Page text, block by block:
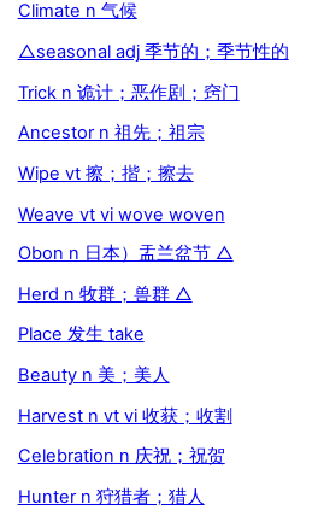
Climate n 气候
△seasonal adj 季节的；季节性的
Trick n 诡计；恶作剧；窍门
Ancestor n 祖先；祖宗
Wipe vt 擦；揩；擦去
Weave vt vi wove woven
Obon n 日本）盂兰盆节 △
Herd n 牧群；兽群 △
Place 发生 take
Beauty n 美；美人
Harvest n vt vi 收获；收割
Celebration n 庆祝；祝贺
Hunter n 狩猎者；猎人